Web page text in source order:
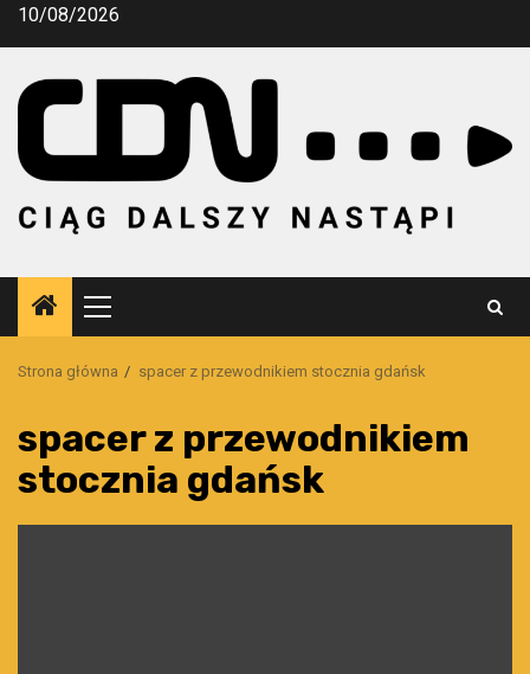
Przejdź
10/08/2026
Menu
główne
Strona główna spacer z przewodnikiem stocznia gdańsk
spacer z przewodnikiem
stocznia gdańsk